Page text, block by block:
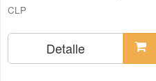
CLP
Detalle